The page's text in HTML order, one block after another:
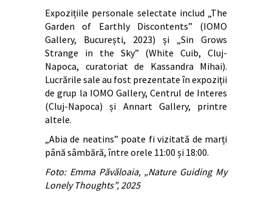
Expozițiile personale selectate includ „The
Garden of Earthly Discontents” (IOMO
Gallery, București, 2023) și „Sin Grows
Strange in the Sky” (White Cuib, Cluj-
Napoca, curatoriat de Kassandra Mihai).
Lucrările sale au fost prezentate în expoziții
de grup la IOMO Gallery, Centrul de Interes
(Cluj-Napoca) și Annart Gallery, printre
altele.
„Abia de neatins” poate fi vizitată de marți
până sâmbără, între orele 11:00 și 18:00.
Foto: Emma Păvăloaia, „Nature Guiding My
Lonely Thoughts”, 2025